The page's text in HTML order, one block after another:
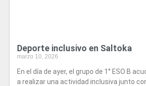
Deporte inclusivo en Saltoka
marzo 10, 2026
En el día de ayer, el grupo de 1° ESO B
a realizar una actividad inclusiva junto